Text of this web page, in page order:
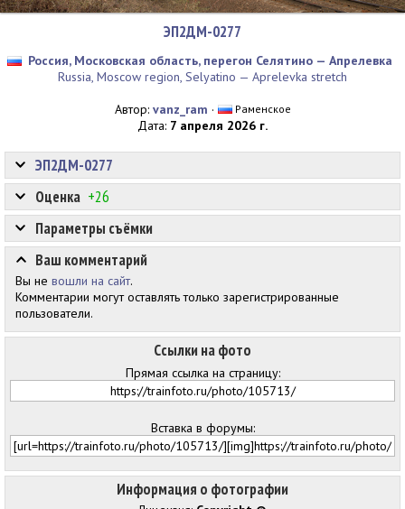
ЭП2ДМ-0277
Россия, Московская область, перегон Селятино — Апрелевка
Russia, Moscow region, Selyatino — Aprelevka stretch
Автор: vanz_ram · Раменское
Дата: 7 апреля 2026 г.
Информация о фотографии
Оценка +26
Ссылки на фото
Прямая ссылка на страницу:
Вставка в форумы:
ЭП2ДМ-0277
Параметры съёмки
Ваш комментарий
Вы не вошли на сайт.
Комментарии могут оставлять только зарегистрированные
пользователи.